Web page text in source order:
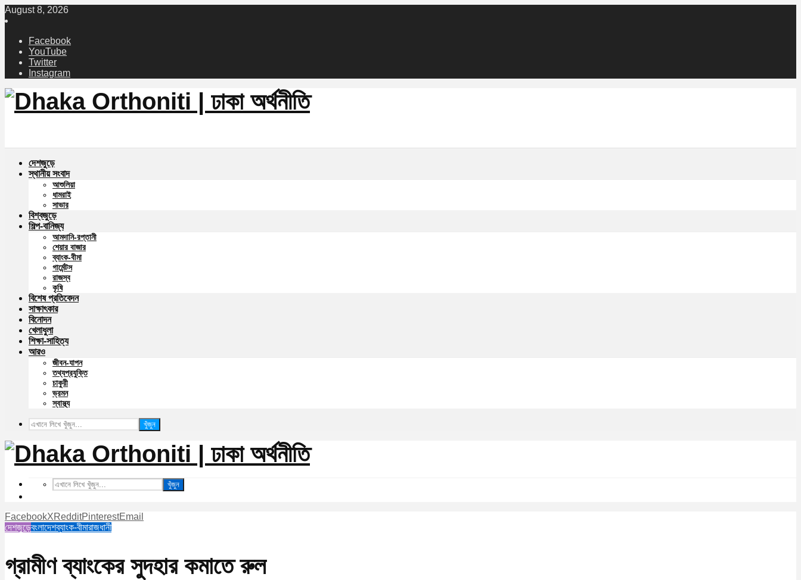
August 8, 2026
Facebook
YouTube
Twitter
Instagram
দেশজুড়ে
স্থানীয় সংবাদ
আশুলিয়া
ধামরাই
সাভার
বিশ্বজুড়ে
শিল্প-বানিজ্য
আমদানি-রপ্তানী
শেয়ার বাজার
ব্যাংক-বীমা
গার্মেন্টস
রাজস্ব
কৃষি
বিশেষ প্রতিবেদন
সাক্ষাৎকার
বিনোদন
খেলাধুলা
শিক্ষা-সাহিত্য
আরও
জীবন-যাপন
তথ্যপ্রযুক্তি
চাকুরী
ভ্রমন
স্বাস্থ্য
খুঁজুন
খুঁজুন
FacebookXRedditPinterestEmail
দেশজুড়েবংলাদেশব্যাংক-বীমারাজধানী
গ্রামীণ ব্যাংকের সুদহার কমাতে রুল